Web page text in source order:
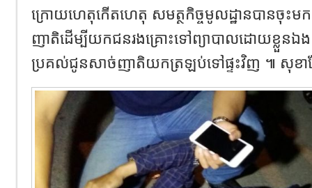
ក្រោយហេតុកើតហេតុ សមត្ថកិច្ចមូលដ្ឋានបានចុះម
ញាតិដើម្បីយកជនរងគ្រោះទៅព្យាបាលដោយខ្លួនឯ
ប្រគល់ជូនសាច់ញាតិយកត្រឡប់ទៅផ្ទះវិញ ៕ សុខ